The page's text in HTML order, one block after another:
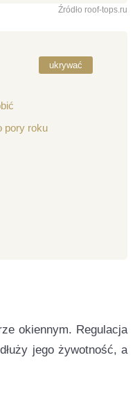
Źródło roof-tops.ru
ukrywać
pory roku
okiennym. Regulacja
jego żywotność, a